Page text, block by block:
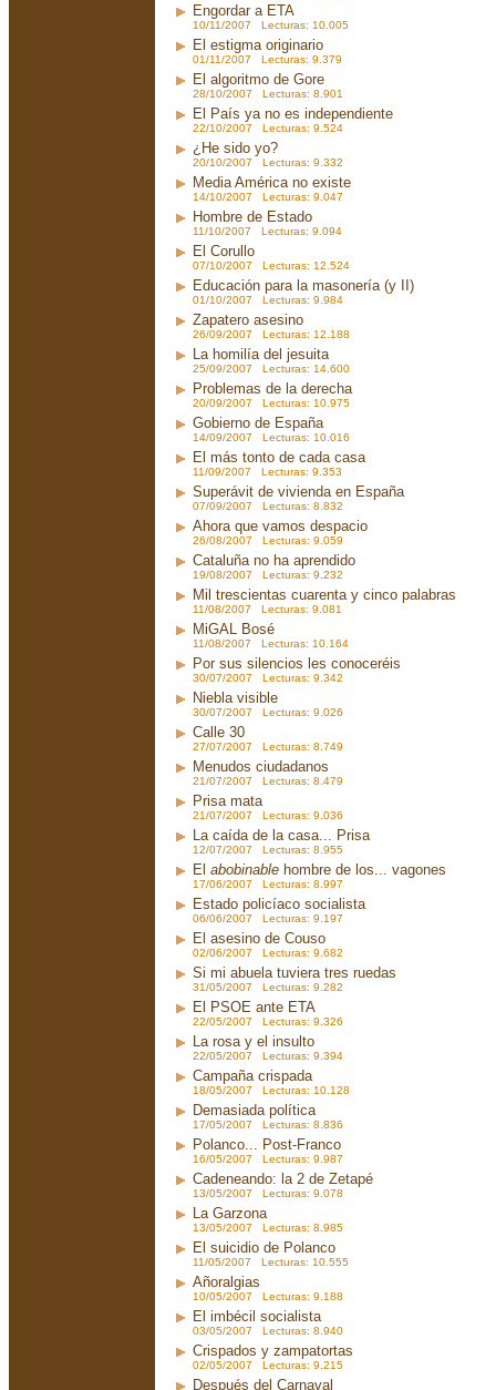
Engordar a ETA
10/11/2007 Lecturas: 10.005
El estigma originario
01/11/2007 Lecturas: 9.379
El algoritmo de Gore
28/10/2007 Lecturas: 8.901
El País ya no es independiente
22/10/2007 Lecturas: 9.524
¿He sido yo?
20/10/2007 Lecturas: 9.332
Media América no existe
14/10/2007 Lecturas: 9.047
Hombre de Estado
11/10/2007 Lecturas: 9.094
El Corullo
07/10/2007 Lecturas: 12.524
Educación para la masonería (y II)
01/10/2007 Lecturas: 9.984
Zapatero asesino
26/09/2007 Lecturas: 12.188
La homilía del jesuita
25/09/2007 Lecturas: 14.600
Problemas de la derecha
20/09/2007 Lecturas: 10.975
Gobierno de España
14/09/2007 Lecturas: 10.016
El más tonto de cada casa
11/09/2007 Lecturas: 9.353
Superávit de vivienda en España
07/09/2007 Lecturas: 8.832
Ahora que vamos despacio
26/08/2007 Lecturas: 9.059
Cataluña no ha aprendido
19/08/2007 Lecturas: 9.232
Mil trescientas cuarenta y cinco palabras
11/08/2007 Lecturas: 9.081
MiGAL Bosé
11/08/2007 Lecturas: 10.164
Por sus silencios les conoceréis
30/07/2007 Lecturas: 9.342
Niebla visible
30/07/2007 Lecturas: 9.026
Calle 30
27/07/2007 Lecturas: 8.749
Menudos ciudadanos
21/07/2007 Lecturas: 8.479
Prisa mata
21/07/2007 Lecturas: 9.036
La caída de la casa... Prisa
12/07/2007 Lecturas: 8.955
El abobinable hombre de los... vagones
17/06/2007 Lecturas: 8.997
Estado policíaco socialista
06/06/2007 Lecturas: 9.197
El asesino de Couso
02/06/2007 Lecturas: 9.682
Si mi abuela tuviera tres ruedas
31/05/2007 Lecturas: 9.282
El PSOE ante ETA
22/05/2007 Lecturas: 9.326
La rosa y el insulto
22/05/2007 Lecturas: 9.394
Campaña crispada
18/05/2007 Lecturas: 10.128
Demasiada política
17/05/2007 Lecturas: 8.836
Polanco... Post-Franco
16/05/2007 Lecturas: 9.987
Cadeneando: la 2 de Zetapé
13/05/2007 Lecturas: 9.078
La Garzona
13/05/2007 Lecturas: 8.985
El suicidio de Polanco
11/05/2007 Lecturas: 10.555
Añoralgias
10/05/2007 Lecturas: 9.188
El imbécil socialista
03/05/2007 Lecturas: 8.940
Crispados y zampatortas
02/05/2007 Lecturas: 9.215
Después del Carnaval